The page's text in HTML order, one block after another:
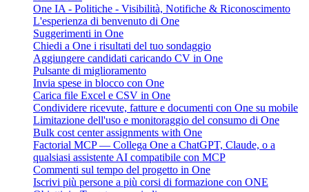
One IA - Politiche - Visibilità, Notifiche & Riconoscimento
L'esperienza di benvenuto di One
Suggerimenti in One
Chiedi a One i risultati del tuo sondaggio
Aggiungere candidati caricando CV in One
Pulsante di miglioramento
Invia spese in blocco con One
Carica file Excel e CSV in One
Condividere ricevute, fatture e documenti con One su mobile
Limitazione dell'uso e monitoraggio del consumo di One
Bulk cost center assignments with One
Factorial MCP — Collega One a ChatGPT, Claude, o a
qualsiasi assistente AI compatibile con MCP
Commenti sul tempo del progetto in One
Iscrivi più persone a più corsi di formazione con ONE